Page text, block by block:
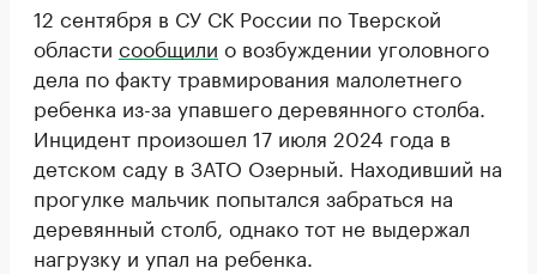
12 сентября в СУ СК России по Тверской
области сообщили о возбуждении уголовного
дела по факту травмирования малолетнего
ребенка из-за упавшего деревянного столба.
Инцидент произошел 17 июля 2024 года в
детском саду в ЗАТО Озерный. Находивший на
прогулке мальчик попытался забраться на
деревянный столб, однако тот не выдержал
нагрузку и упал на ребенка.